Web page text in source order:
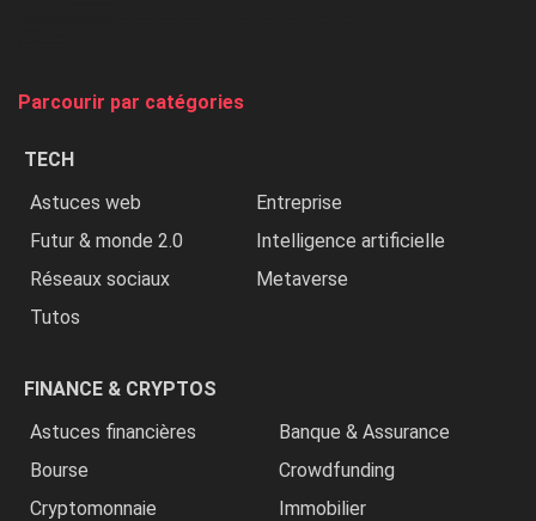
Parcourir par catégories
TECH
Astuces web
Entreprise
Futur & monde 2.0
Intelligence artificielle
Réseaux sociaux
Metaverse
Tutos
FINANCE & CRYPTOS
Astuces financières
Banque & Assurance
Bourse
Crowdfunding
Cryptomonnaie
Immobilier